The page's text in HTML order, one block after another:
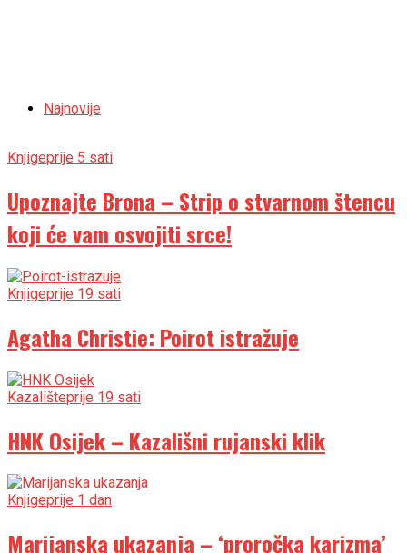
Najnovije
Knjigeprije 5 sati
Upoznajte Brona – Strip o stvarnom štencu
koji će vam osvojiti srce!
Knjigeprije 19 sati
Agatha Christie: Poirot istražuje
Kazališteprije 19 sati
HNK Osijek – Kazališni rujanski klik
Knjigeprije 1 dan
Marijanska ukazanja – ‘proročka karizma’